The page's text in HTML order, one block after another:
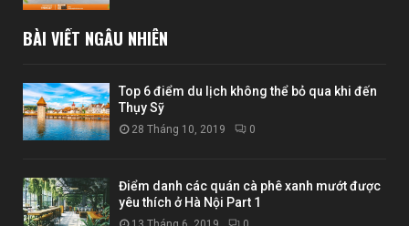
BÀI VIẾT NGẪU NHIÊN
Top 6 điểm du lịch không thể bỏ qua khi đến
Thụy Sỹ
28 Tháng 10, 2019 0
Điểm danh các quán cà phê xanh mướt được
yêu thích ở Hà Nội Part 1